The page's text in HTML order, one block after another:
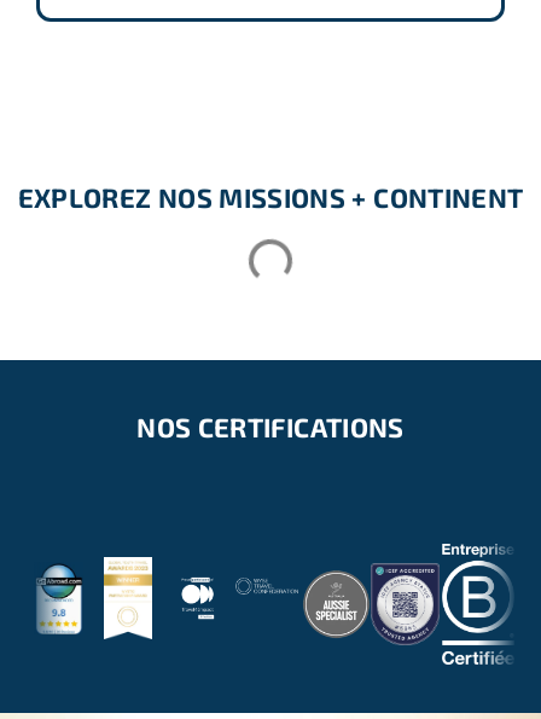
participants. Un entretien téléphonique et un dossier
EXPÉRIENCE ET FORMATION AVEC LES
EXPLOREZ NOS MISSIONS + CONTINENT
NOS CERTIFICATIONS